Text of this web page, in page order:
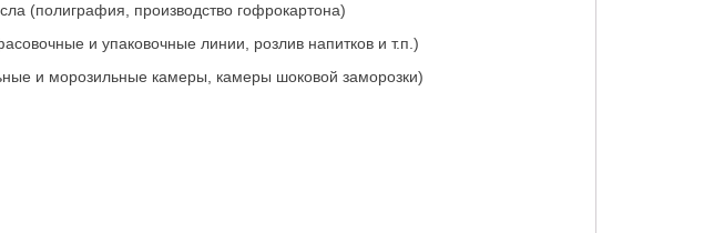
(полиграфия, производство гофрокартона)
и упаковочные линии, розлив напитков и т.п.)
и морозильные камеры, камеры шоковой заморозки)